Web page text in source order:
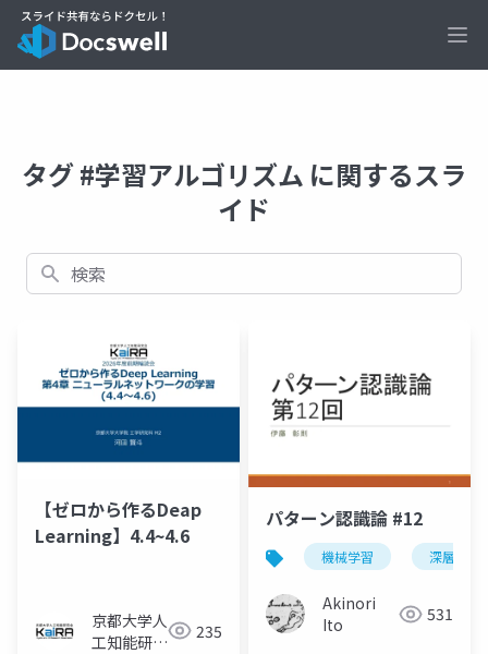
タグ #学習アルゴリズム に関するスラ
イド
検索
【ゼロから作るDeap
Learning】4.4~4.6
京都大学人
工知能研究
235
パターン認識論 #12
機械学習 深層学習
Akinori
Ito
531